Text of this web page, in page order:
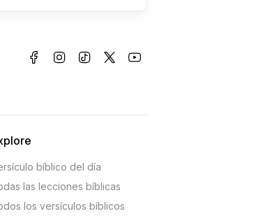
bíblico del día
las lecciones bíblicas
los versículos bíblicos